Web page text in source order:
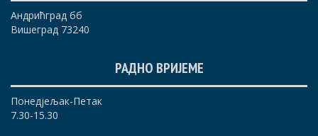
Андрићград бб
Вишеград 73240
РАДНО ВРИЈЕМЕ
Понедјељак-Петак
7.30-15.30